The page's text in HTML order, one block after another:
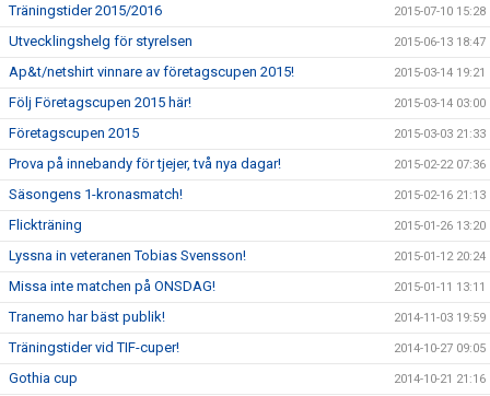
Träningstider 2015/2016 2015-07-10 15:28
Utvecklingshelg för styrelsen 2015-06-13 18:47
Ap&t/netshirt vinnare av företagscupen 2015! 2015-03-14 19:21
Följ Företagscupen 2015 här! 2015-03-14 03:00
Företagscupen 2015 2015-03-03 21:33
Prova på innebandy för tjejer, två nya dagar! 2015-02-22 07:36
Säsongens 1-kronasmatch! 2015-02-16 21:13
Flickträning 2015-01-26 13:20
Lyssna in veteranen Tobias Svensson! 2015-01-12 20:24
Missa inte matchen på ONSDAG! 2015-01-11 13:11
Tranemo har bäst publik! 2014-11-03 19:59
Träningstider vid TIF-cuper! 2014-10-27 09:05
Gothia cup 2014-10-21 21:16